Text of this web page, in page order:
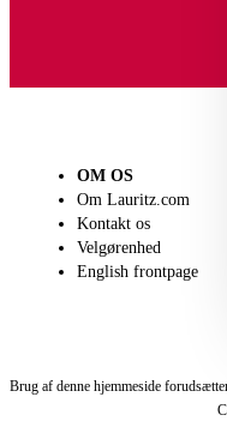
OM OS
Om Lauritz.com
Kontakt os
Velgørenhed
English frontpage
Brug af denne hjemmeside